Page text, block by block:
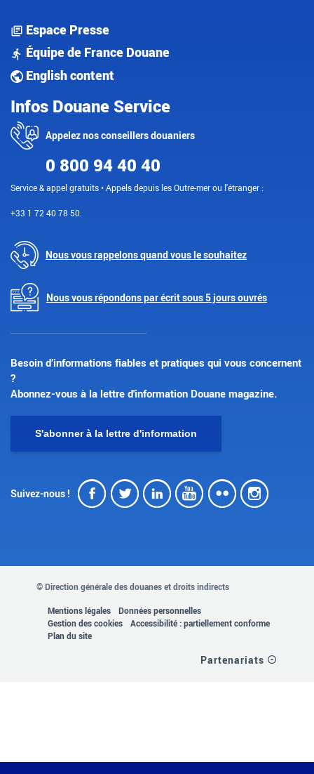
Espace Presse
Équipe de France Douane
English content
Infos Douane Service
Appelez nos conseillers douaniers
0 800 94 40 40
Service & appel gratuits • Appels depuis les Outre-mer ou l'étranger :
+33 1 72 40 78 50.
Nous vous rappelons quand vous le souhaitez
Nous vous répondons par écrit sous 5 jours ouvrés
Besoin d’informations fiables et pratiques qui vous concernent
?
Abonnez-vous à la lettre d'information Douane magazine.
S'abonner à la lettre d'information
Suivez-nous ! Facebook
Twitter
LinkedIn
Youtube
Flickr
© Direction générale des douanes et droits indirects
MENU
PIED
Mentions légales
Données personnelles
Gestion des cookies
Accessibilité : partiellement conforme
Plan du site
Partenariats